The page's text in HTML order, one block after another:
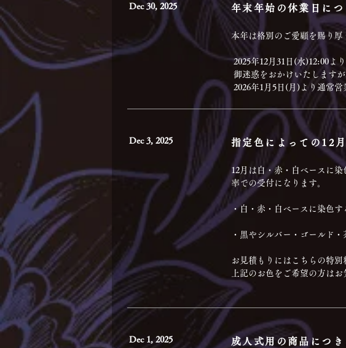
Dec 30, 2025 年末年始の休業日につ
本年は格別のご愛顧を賜り厚
2025年12月31日(水)12:00よ
御迷惑をおかけいたします
2026年1月5日(月)より通常
Dec 3, 2025 指定色によっての12
12月は白・赤・白ベースに
率での受付になります。
・白・赤・白ベースに染色
・黒やシルバー・ゴールド
お見積もりにはこちらの特別
上記のお色をご希望の方はお
Dec 1, 2025 成人式用の商品につき